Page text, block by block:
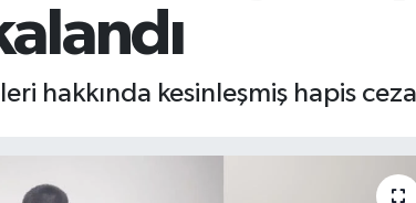
hakkında kesinleşmiş hapis